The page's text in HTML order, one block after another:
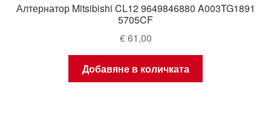
Алтернатор Mitsibishi CL12 9649846880 A003TG1891
5705CF
€61,00
Добавяне в количката